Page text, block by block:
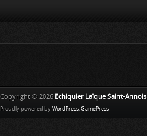
Copyright © 2026 Echiquier Laïque Saint-Annois
Proudly powered by WordPress. GamePress